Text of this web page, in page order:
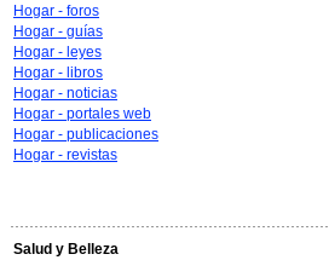
Hogar - foros
Hogar - guías
Hogar - leyes
Hogar - libros
Hogar - noticias
Hogar - portales web
Hogar - publicaciones
Hogar - revistas
Salud y Belleza